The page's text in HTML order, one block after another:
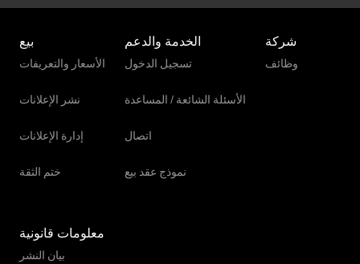
بيع
الأسعار والتعريفات
نشر الإعلانات
إدارة الإعلانات
ختم الثقة
الخدمة والدعم
تسجيل الدخول
الأسئلة الشائعة / المساعدة
اتصال
نموذج عقد بيع
شركة
وظائف
معلومات قانونية
بيان النشر